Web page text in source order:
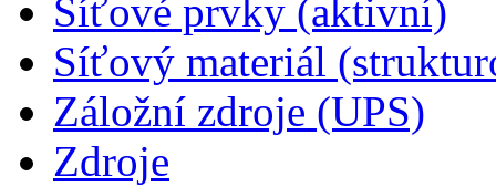
Síťové prvky (aktivní)
Síťový materiál
Záložní zdroje (UPS)
Zdroje